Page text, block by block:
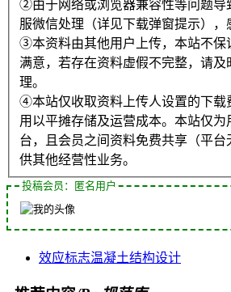
②由于网络或浏览器兼容性等问题导
服微信处理（详见下载弹窗提示），
③本资料由其他用户上传，本站不保
满意，若存在资料虚假不完整，请及
理。
④本站仅收取资料上传人设置的下载
用以平摊存储及运营成本。本站仅
台，且会员之间资料免费共享（平台
供其他经营性业务。
投稿会员：匿名用户
效应标志温凝土结构设计